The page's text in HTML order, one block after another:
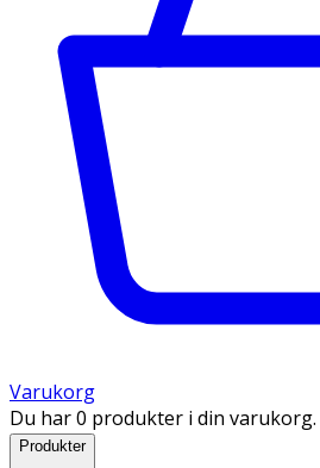
Varukorg
Du har 0 produkter i din varukorg.
Produkter